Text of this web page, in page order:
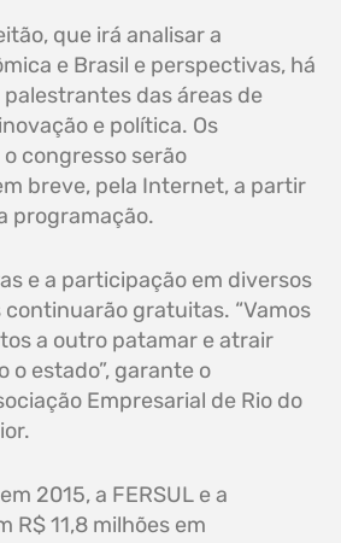
que irá analisar a
e Brasil e perspectivas, há
das áreas de
e política. Os
congresso serão
breve, pela Internet, a partir
programação.
e a participação em diversos
gratuitas. “Vamos
a outro patamar e atrair
o estado”, garante o
Empresarial de Rio do
2015, a FERSUL e a
R$ 11,8 milhões em